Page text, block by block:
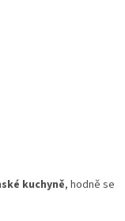
kuchyně, hodně se